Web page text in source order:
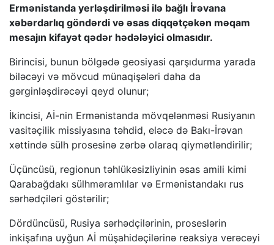
Ermənistanda yerləşdirilməsi ilə bağlı İrəvana
xəbərdarlıq göndərdi və əsas diqqətçəkən məqam
mesajın kifayət qədər hədələyici olmasıdır.
Birincisi, bunun bölgədə geosiyasi qarşıdurma yarada
biləcəyi və mövcud münaqişələri daha da
gərginləşdirəcəyi qeyd olunur;
İkincisi, Aİ-nin Ermənistanda mövqelənməsi Rusiyanın
vasitəçilik missiyasına təhdid, eləcə də Bakı-İrəvan
xəttində sülh prosesinə zərbə olaraq qiymətləndirilir;
Üçüncüsü, regionun təhlükəsizliyinin əsas amili kimi
Qarabağdakı sülhməramlılar və Ermənistandakı rus
sərhədçiləri göstərilir;
Dördüncüsü, Rusiya sərhədçilərinin, proseslərin
inkişafına uyğun Aİ müşahidəçilərinə reaksiya verəcəyi